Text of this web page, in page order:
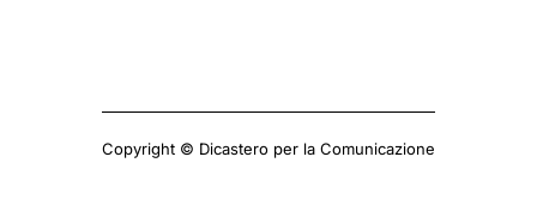
Copyright © Dicastero per la Comunicazione